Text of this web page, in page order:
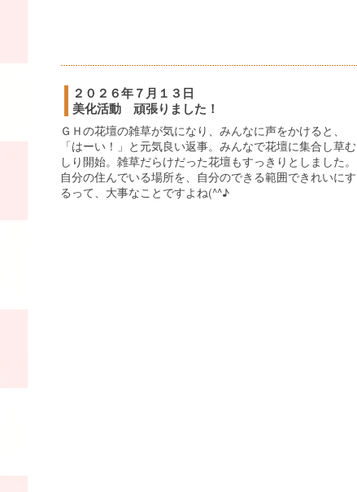
２０２６年７月１３日
美化活動 頑張りました！
ＧＨの花壇の雑草が気になり、みんなに声をかけると、
「はーい！」と元気良い返事。みんなで花壇に集合し草む
しり開始。雑草だらけだった花壇もすっきりとしました。
自分の住んでいる場所を、自分のできる範囲できれいにす
るって、大事なことですよね(^^♪